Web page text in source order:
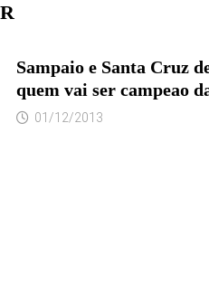
Sampaio e Santa Cruz
quem vai ser campeao
01/12/2013